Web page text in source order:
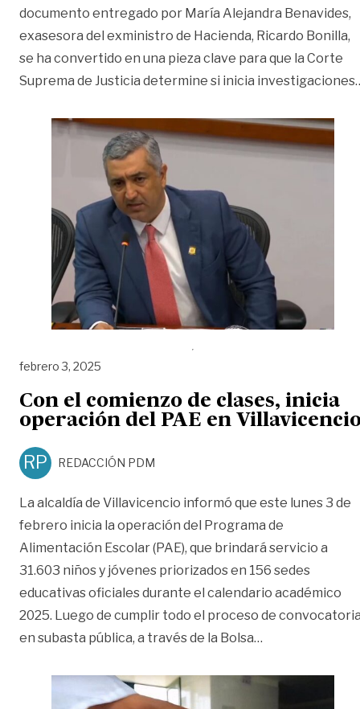
documento entregado por María Alejandra Benavides,
exasesora del exministro de Hacienda, Ricardo Bonilla,
se ha convertido en una pieza clave para que la Corte
Suprema de Justicia determine si inicia investigaciones
febrero 3, 2025
Con el comienzo de clases, inicia
operación del PAE en
RP REDACCIÓN PDM
La alcaldía de Villavicencio informó que este lunes 3 de
febrero inicia la operación del Programa de
Alimentación Escolar (PAE), que brindará servicio a
31.603 niños y jóvenes priorizados en 156 sedes
educativas oficiales durante el calendario académico
2025. Luego de cumplir todo el proceso de
en subasta pública, a través de la Bolsa…